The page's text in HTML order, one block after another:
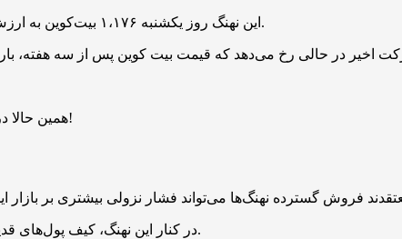
این نهنگ روز یکشنبه ۱،۱۷۶ بیت‌کوین به ارزش تقریبی ۱۳۶ میلیون دلار را به صرافی هایپرلیکویید منتقل و روند فروش خود را آغاز کرد.
همین حالا در ارزپلاس ثبت‌نام کنید و ۱ میلیارد بیبی دوج هدیه بگیرید. بدون قرعه‌کشی، فرصت محدود!
در کنار این نهنگ، کیف پول‌های قدیمی دیگری نیز طی هفته‌های اخیر اقدام به جابه‌جایی مقادیر قابل‌توجهی بیت‌کوین کرده‌اند.